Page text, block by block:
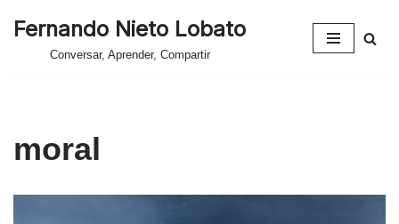
Fernando Nieto Lobato
Conversar, Aprender, Compartir
moral